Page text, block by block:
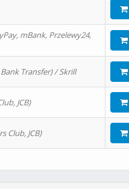
mBank, Przelewy24,
Transfer) / Skrill
JCB)
Club, JCB)